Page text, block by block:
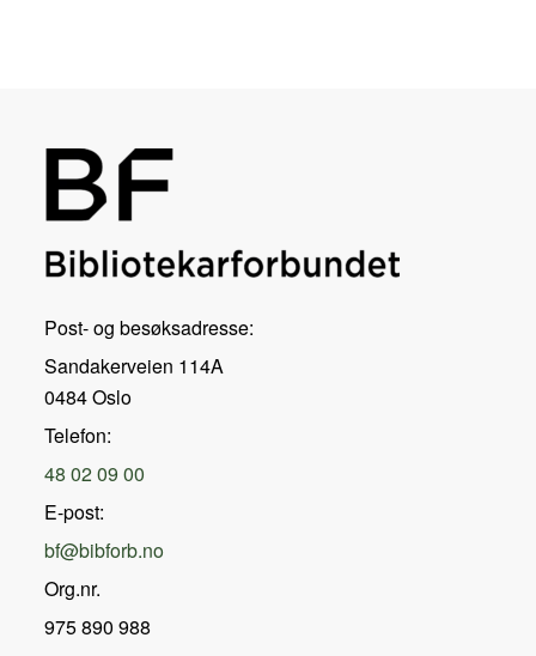
Post- og besøksadresse:
Sandakerveien 114A
0484 Oslo
Telefon:
48 02 09 00
E-post:
bf@bibforb.no
Org.nr.
975 890 988